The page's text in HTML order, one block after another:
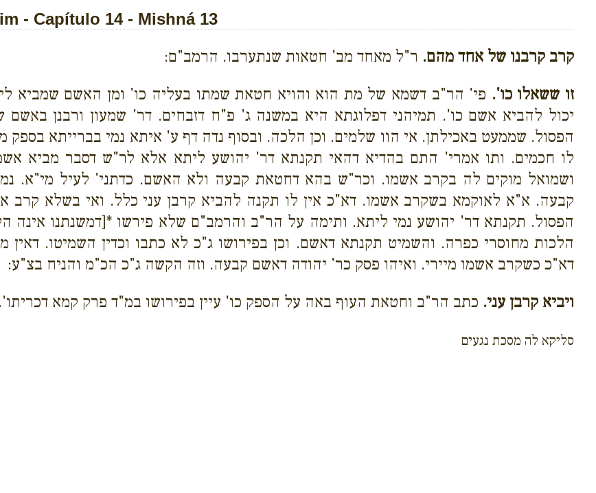
- Capítulo 14 - Mishná 13
קרב קרבנו של אחד מהם. ר"ל מאחד מב' חטאות שנתערבו. הרמב"ם:
זו ששאלו כו'. פי' הר"ב דשמא של מת הוא והויא חטאת שמתו בעליה כו' ומן האשם שמביא
יכול להביא אשם כו'. תמיהני דפלוגתא היא במשנה ג' פ"ח דזבחים. דר' שמעון ורבנן
הפסול. שממעט באכילתן. אי הוו שלמים. וכן הלכה. ובסוף נדה דף ע' איתא נמי בברייתא
לו חכמים. ותו אמרי' התם בהדיא דהאי תקנתא דר' יהושע ליתא אלא לר"ש דסבר מביא
ושמואל מוקים לה בקרב אשמו. וכר"ש בהא דחטאת קבעה ולא האשם. כדתני' לעיל מי"א.
קבעה. א"א לאוקמא בשקרב אשמו. דא"כ אין לו תקנה להביא קרבן עני כלל. ואי בשלא קרב
הפסול. תקנתא דר' יהושע נמי ליתא. ותימה על הר"ב והרמב"ם שלא פירשו *[דמשנתנו אינה
הלכות מחוסרי כפרה. והשמיט תקנתא דאשם. וכן בפירושו ג"כ לא כתבו וכדין השמיטו.
דא"כ כשקרב אשמו מיירי. ואיהו פסק כר' יהודה דאשם קבעה. וזה הקשה ג"כ הכ"מ והניח בצ"ע:
ויביא קרבן עני. כתב הר"ב וחטאת העוף באה על הספק כו' עיין בפירושו במ"ד פרק קמא
סליקא לה מסכת נגעים